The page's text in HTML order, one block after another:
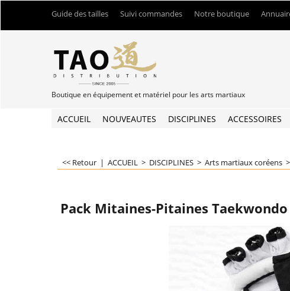
Guide des tailles Suivi commandes Notre boutique
Boutique en équipement et matériel pour les arts martiaux
ACCUEIL NOUVEAUTES DISCIPLINES ACCESSOIRES
<< Retour | ACCUEIL > DISCIPLINES > Arts martiaux coréens >
Pack Mitaines-Pitaines Taekwondo